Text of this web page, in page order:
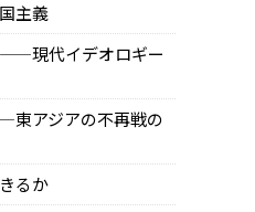
主義
現代イデオロギー
アジアの不再戦の
るか